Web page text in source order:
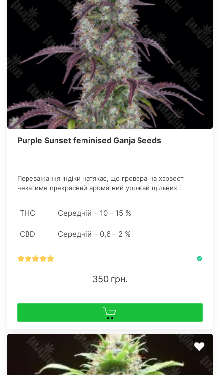
Purple Sunset feminised Ganja Seeds
Переважання індіки натякає, що гровера на харвест
чекатиме прекрасний ароматний урожай щільних і
THC Середній – 10 – 15 %
CBD Середній – 0,6 – 2 %
350 грн.